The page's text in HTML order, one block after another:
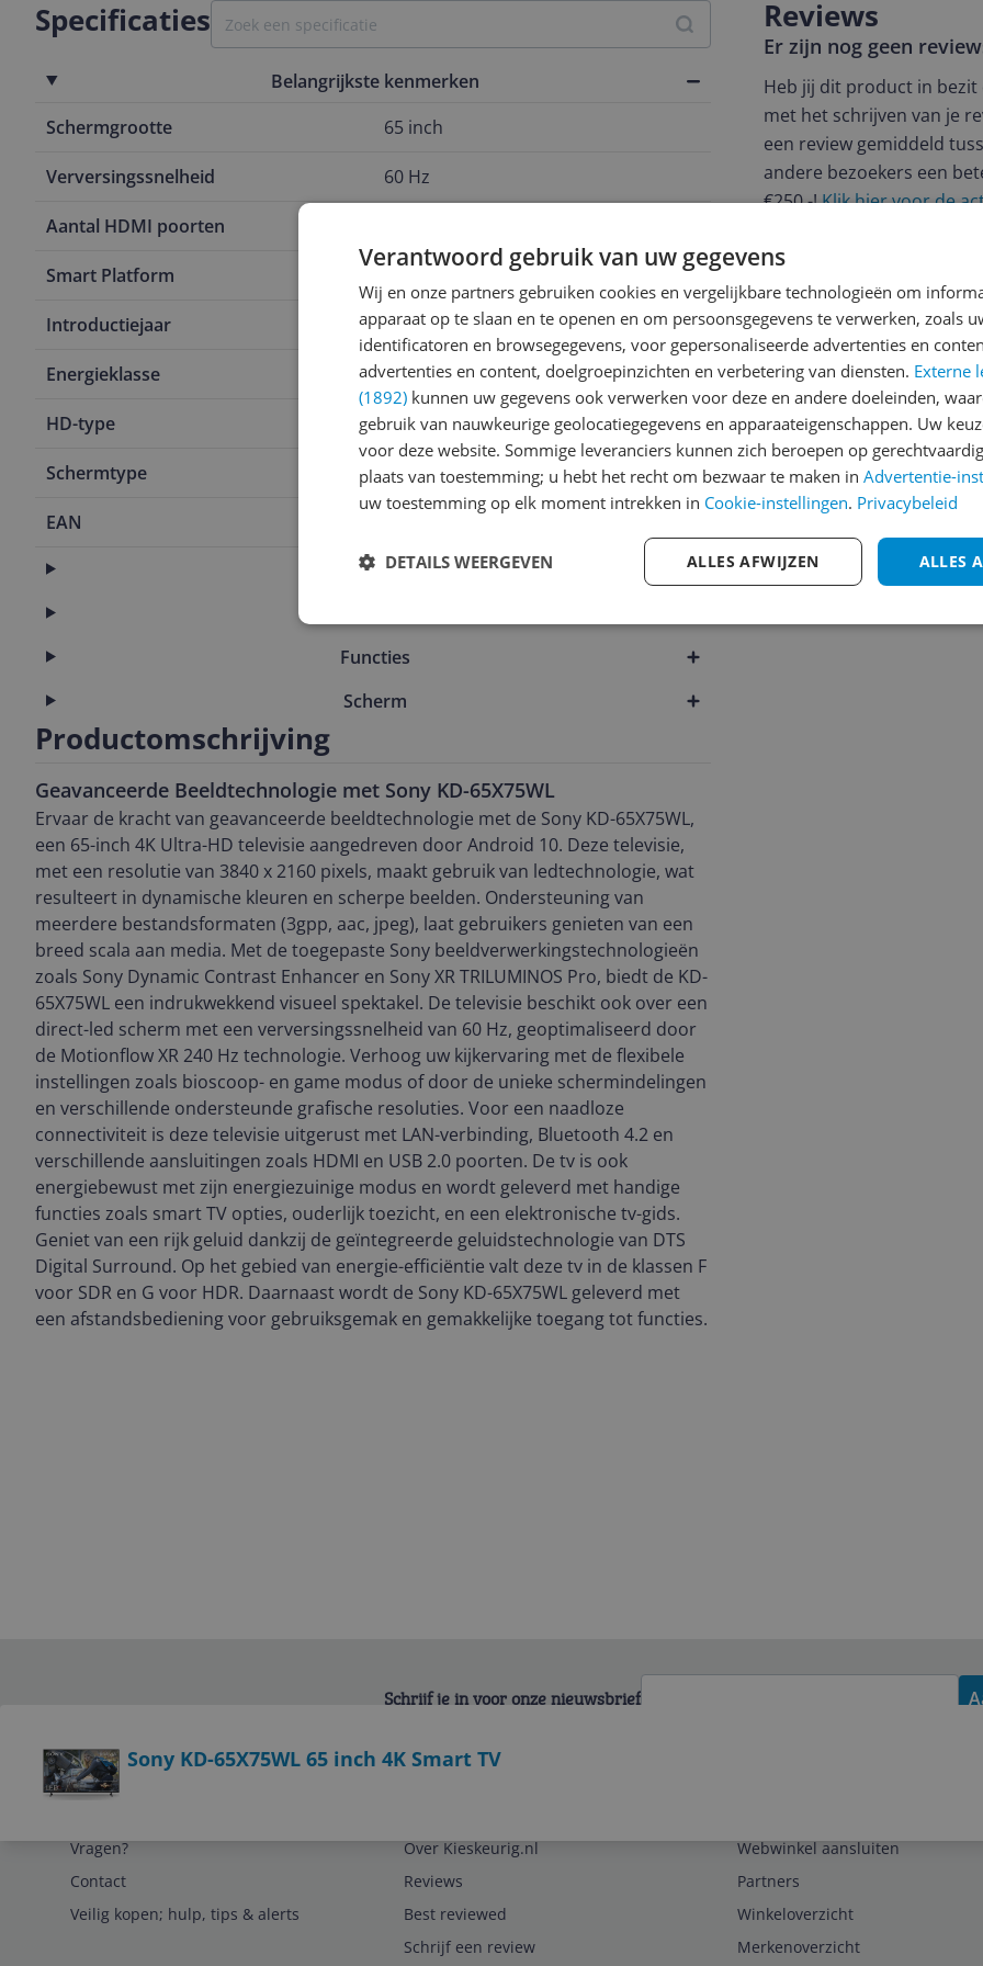
Specificaties
Belangrijkste kenmerken
Schermgrootte
65 inch
Verversingssnelheid 60 Hz
Aantal HDMI poorten
Smart Platform
Introductiejaar 2023
Energieklasse E
HD-type 4K Ultra HD
Schermtype LED
EAN
Aansluitingen
Functies
Scherm
Productomschrijving
Geavanceerde Beeldtechnologie met Sony KD-65X75WL
Ervaar de kracht van geavanceerde beeldtechnologie met de Sony KD-65X75WL,
een 65-inch 4K Ultra-HD televisie aangedreven door Android 10. Deze televisie,
met een resolutie van 3840 x 2160 pixels, maakt gebruik van ledtechnologie, wat
resulteert in dynamische kleuren en scherpe beelden. Ondersteuning van
meerdere bestandsformaten (3gpp, aac, jpeg), laat gebruikers genieten van een
breed scala aan media. Met de toegepaste Sony beeldverwerkingstechnologieën
zoals Sony Dynamic Contrast Enhancer en Sony XR TRILUMINOS Pro, biedt de KD-
65X75WL een indrukwekkend visueel spektakel. De televisie beschikt ook over een
direct-led scherm met een verversingssnelheid van 60 Hz, geoptimaliseerd door
de Motionflow XR 240 Hz technologie. Verhoog uw kijkervaring met de flexibele
instellingen zoals bioscoop- en game modus of door de unieke schermindelingen
en verschillende ondersteunde grafische resoluties. Voor een naadloze
connectiviteit is deze televisie uitgerust met LAN-verbinding, Bluetooth 4.2 en
verschillende aansluitingen zoals HDMI en USB 2.0 poorten. De tv is ook
energiebewust met zijn energiezuinige modus en wordt geleverd met handige
functies zoals smart TV opties, ouderlijk toezicht, en een elektronische tv-gids.
Geniet van een rijk geluid dankzij de geïntegreerde geluidstechnologie van DTS
Digital Surround. Op het gebied van energie-efficiëntie valt deze tv in de klassen F
voor SDR en G voor HDR. Daarnaast wordt de Sony KD-65X75WL geleverd met
een afstandsbediening voor gebruiksgemak en gemakkelijke toegang tot functies.
Reviews
Er zijn nog geen
Heb jij dit product in bezit
met het schrijven van je
een review gemiddeld
andere bezoekers een
€250,-!Klik hier voor de
Cijfer
Welk cijfer geef jij dit
3
2
1
Sony KD-65X75WL 65 inch 4K Smart TV
Schrijf je in voor onze nieuwsbrief
Vragen?
Contact
Veilig kopen; hulp, tips & alerts
Over Kieskeurig.nl
Reviews
Best reviewed
Schrijf een review
Webwinkel aansluiten
Partners
Winkeloverzicht
Merkenoverzicht
Verantwoord gebruik van uw gegevens
Wij en onze partners gebruiken cookies en vergelijkbare technologieën om
apparaat op te slaan en te openen en om persoonsgegevens te verwerken, zoals
identificatoren en browsegegevens, voor gepersonaliseerde advertenties en
advertenties en content, doelgroepinzichten en verbetering van diensten. Externe
(1892) kunnen uw gegevens ook verwerken voor deze en andere doeleinden,
gebruik van nauwkeurige geolocatiegegevens en apparaateigenschappen. Uw
voor deze website. Sommige leveranciers kunnen zich beroepen op
plaats van toestemming; u hebt het recht om bezwaar te maken in Advertentie-
uw toestemming op elk moment intrekken in Cookie-instellingen. Privacybeleid
ALLES
ALLES AFWIJZEN
DETAILS WEERGEVEN